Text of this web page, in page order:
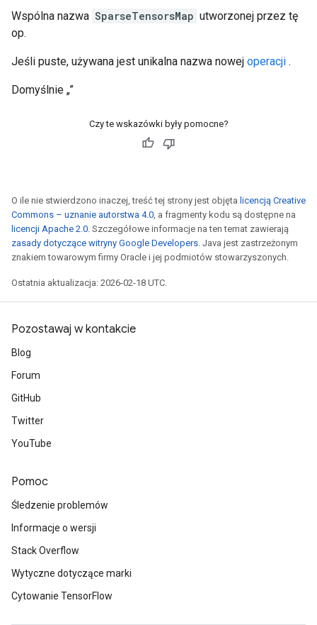
Wspólna nazwa SparseTensorsMap utworzonej przez tę
op.
Jeśli puste, używana jest unikalna nazwa nowej operacji .
Domyślnie „”
Czy te wskazówki były pomocne?
O ile nie stwierdzono inaczej, treść tej strony jest objęta licencją Creative
Commons – uznanie autorstwa 4.0, a fragmenty kodu są dostępne na
licencji Apache 2.0. Szczegółowe informacje na ten temat zawierają
zasady dotyczące witryny Google Developers. Java jest zastrzeżonym
znakiem towarowym firmy Oracle i jej podmiotów stowarzyszonych.
Ostatnia aktualizacja: 2026-02-18 UTC.
Pozostawaj w kontakcie
Blog
Forum
GitHub
Twitter
YouTube
Pomoc
Śledzenie problemów
Informacje o wersji
Stack Overflow
Wytyczne dotyczące marki
Cytowanie TensorFlow